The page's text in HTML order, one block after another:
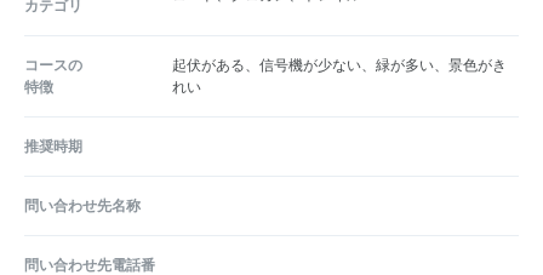
カテゴリ
コースの
特徴
起伏がある、信号機が少ない、緑が多い、景色がき
れい
推奨時期
問い合わせ先名称
問い合わせ先電話番